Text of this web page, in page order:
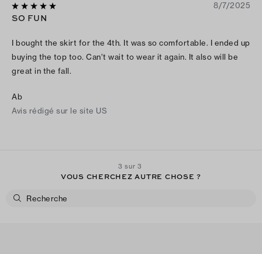
8/7/2025
SO FUN
I bought the skirt for the 4th. It was so comfortable. I ended up
buying the top too. Can’t wait to wear it again. It also will be
great in the fall.
Ab
Avis rédigé sur le site US
3 sur 3
VOUS CHERCHEZ AUTRE CHOSE ?